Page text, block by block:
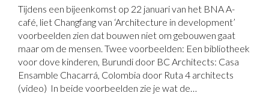
Tijdens een bijeenkomst op 22 januari van het BNA A-
café, liet Changfang van ‘Architecture in development’
voorbeelden zien dat bouwen niet om gebouwen gaat
maar om de mensen. Twee voorbeelden: Een bibliotheek
voor dove kinderen, Burundi door BC Architects: Casa
Ensamble Chacarrá, Colombia door Ruta 4 architects
(video) In beide voorbeelden zie je wat de…